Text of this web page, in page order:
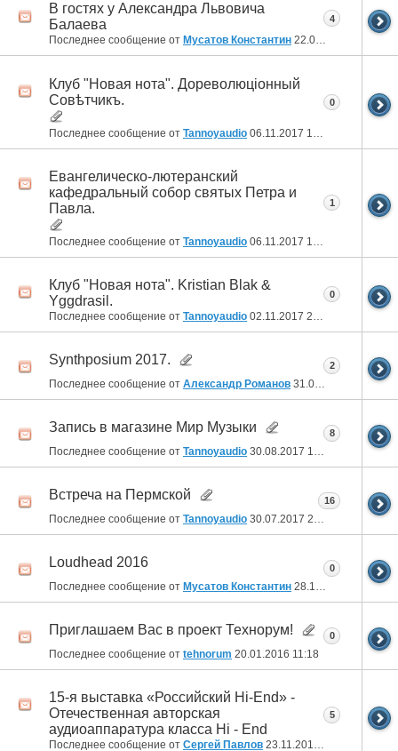
В гостях у Александра Львовича
Балаева
Последнее сообщение от Мусатов Константин 22.02.2018
4
Клуб "Новая нота". Дореволюцiонный
Совѣтчикъ.
Последнее сообщение от Tannoyaudio 06.11.2017 14:59
0
Евангелическо-лютеранский
кафедральный собор святых Петра и
Павла.
Последнее сообщение от Tannoyaudio 06.11.2017 14:44
1
Клуб "Новая нота". Kristian Blak &
Yggdrasil.
Последнее сообщение от Tannoyaudio 02.11.2017 20:31
0
Synthposium 2017.
Последнее сообщение от Александр Романов 31.08.2017 22:19
2
Запись в магазине Мир Музыки
Последнее сообщение от Tannoyaudio 30.08.2017 14:06
8
Встреча на Пермской
Последнее сообщение от Tannoyaudio 30.07.2017 23:04
16
Loudhead 2016
Последнее сообщение от Мусатов Константин 28.10.2016 21:39
0
Приглашаем Вас в проект Технорум!
Последнее сообщение от tehnorum 20.01.2016 11:18
0
15-я выставка «Российский Hi-End» -
Отечественная авторская
аудиоаппаратура класса Hi - End
Последнее сообщение от Сергей Павлов 23.11.2015 01:55
5